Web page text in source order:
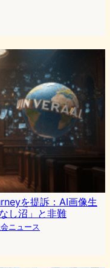
を提訴：AI画像生
し沼」と非難
ニュース